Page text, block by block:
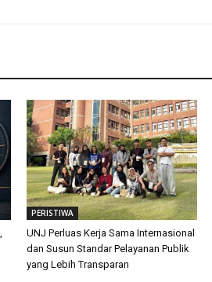
PERISTIWA
UNJ Perluas Kerja Sama Internasional
dan Susun Standar Pelayanan Publik
yang Lebih Transparan